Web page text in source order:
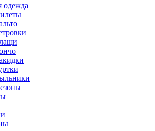
одежда